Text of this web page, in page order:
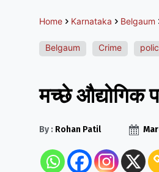
Home Karnataka Belgaum
Belgaum Crime
मच्छे औद्योगिक
By : Rohan Patil